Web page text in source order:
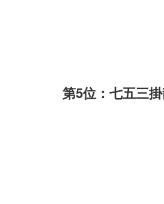
第5位：七五三